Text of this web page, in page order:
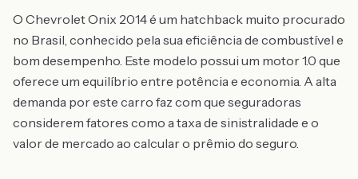
O Chevrolet Onix 2014 é um hatchback muito procurado
no Brasil, conhecido pela sua eficiência de combustível e
bom desempenho. Este modelo possui um motor 1.0 que
oferece um equilíbrio entre potência e economia. A alta
demanda por este carro faz com que seguradoras
considerem fatores como a taxa de sinistralidade e o
valor de mercado ao calcular o prêmio do seguro.